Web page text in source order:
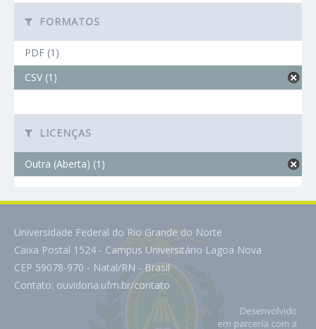
FORMATOS
PDF (1)
CSV (1)
LICENÇAS
Outra (Aberta) (1)
Universidade Federal do Rio Grande do Norte
Caixa Postal 1524 - Campus Universitário Lagoa Nova
CEP 59078-970 - Natal/RN - Brasil
Contato: ouvidoria.ufrn.br/contato